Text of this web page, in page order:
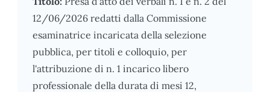
12/06/2026 redatti dalla Commissione
esaminatrice incaricata della selezione
pubblica, per titoli e colloquio, per
l'attribuzione di n. 1 incarico libero
professionale della durata di mesi 12,